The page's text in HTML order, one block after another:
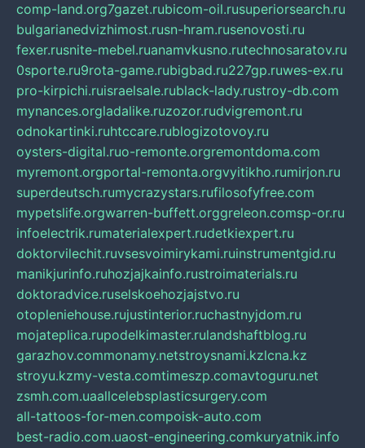
comp-land.org7gazet.rubicom-oil.rusuperiorsearch.ru
bulgarianedvizhimost.rusn-hram.rusenovosti.ru
fexer.rusnite-mebel.ruanamvkusno.rutechnosaratov.ru
0sporte.ru9rota-game.rubigbad.ru227gp.ruwes-ex.ru
pro-kirpichi.ruisraelsale.rublack-lady.rustroy-db.com
mynances.orgladalike.ruzozor.rudvigremont.ru
odnokartinki.ruhtccare.rublogizotovoy.ru
oysters-digital.ruo-remonte.orgremontdoma.com
myremont.orgportal-remonta.orgvyitikho.rumirjon.ru
superdeutsch.rumycrazystars.rufilosofyfree.com
mypetslife.orgwarren-buffett.orggreleon.comsp-or.ru
infoelectrik.rumaterialexpert.rudetkiexpert.ru
doktorvilechit.ruvsesvoimirykami.ruinstrumentgid.ru
manikjurinfo.ruhozjajkainfo.rustroimaterials.ru
doktoradvice.ruselskoehozjajstvo.ru
otopleniehouse.rujustinterior.ruchastnyjdom.ru
mojateplica.rupodelkimaster.rulandshaftblog.ru
garazhov.commonamy.netstroysnami.kzlcna.kz
stroyu.kzmy-vesta.comtimeszp.comavtoguru.net
zsmh.com.uaallcelebsplasticsurgery.com
all-tattoos-for-men.compoisk-auto.com
best-radio.com.uaost-engineering.comkuryatnik.info